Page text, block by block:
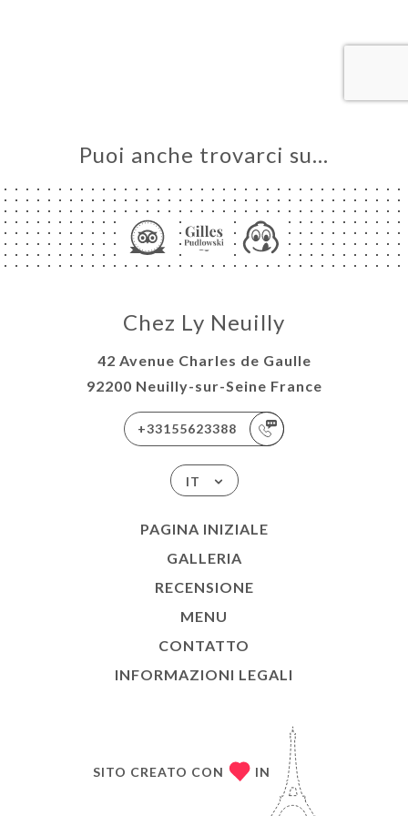
Puoi anche trovarci su…
Chez Ly Neuilly
42 Avenue Charles de Gaulle
92200 Neuilly-sur-Seine France
+33155623388
IT
PAGINA INIZIALE
GALLERIA
RECENSIONE
MENU
CONTATTO
INFORMAZIONI LEGALI
SITO CREATO CON IN